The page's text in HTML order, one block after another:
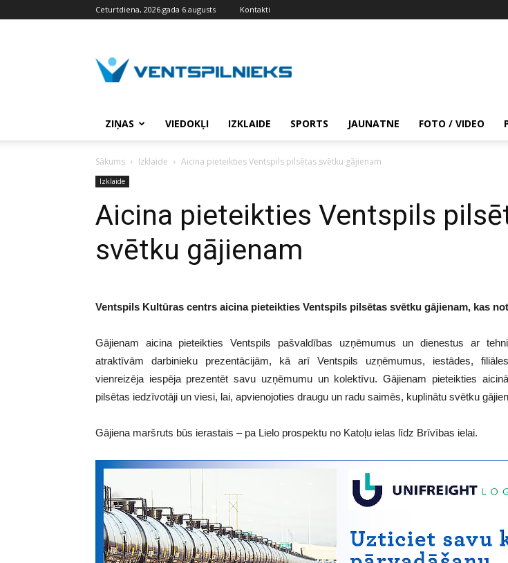
Ceturtdiena, 2026.gada 6.augusts Kontakti
ZIŅAS VIEDOKĻI IZKLAIDE SPORTS JAUNATNE FOTO / VIDEO
Sākums Izklaide Aicina pieteikties Ventspils pilsētas svētku gājienam
Izklaide
Aicina pieteikties Ventspils
svētku gājienam
Ventspils Kultūras centrs aicina pieteikties Ventspils pilsētas svētku gājienam, kas
Gājienam aicina pieteikties Ventspils pašvaldības uzņēmumus un dienestus ar
atraktīvām darbinieku prezentācijām, kā arī Ventspils uzņēmumus, iestādes,
vienreizēja iespēja prezentēt savu uzņēmumu un kolektīvu. Gājienam pieteikties
pilsētas iedzīvotāji un viesi, lai, apvienojoties draugu un radu saimēs, kuplinātu svētku
Gājiena maršruts būs ierastais – pa Lielo prospektu no Katoļu ielas līdz Brīvības ielai.